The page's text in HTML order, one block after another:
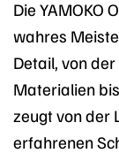
Die YAMOKO
wahres
Detail, von
Materialien
zeugt von der
erfahrenen